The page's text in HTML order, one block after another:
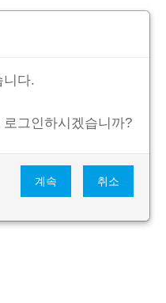
니다.
그인하시겠습니까?